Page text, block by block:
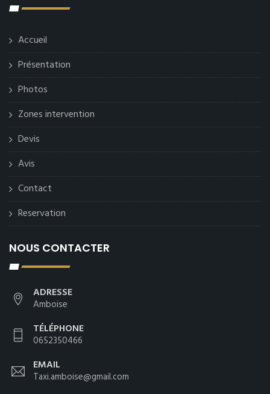
Accueil
Présentation
Photos
Zones intervention
Devis
Avis
Contact
Reservation
NOUS CONTACTER
ADRESSE
Amboise
TÉLÉPHONE
0652350466
EMAIL
Taxi.amboise@gmail.com